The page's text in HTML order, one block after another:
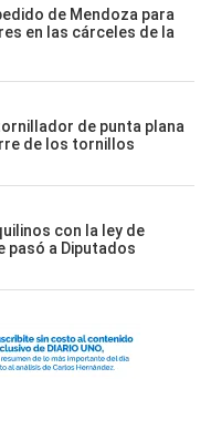
de Mendoza para
en las cárceles de la
de punta plana
de los tornillos
con la ley de
pasó a Diputados